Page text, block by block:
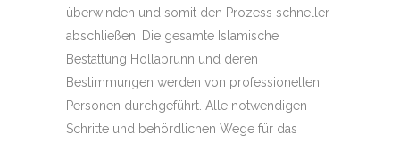
überwinden und somit den Prozess schneller
abschließen. Die gesamte Islamische
Bestattung Hollabrunn und deren
Bestimmungen werden von professionellen
Personen durchgeführt. Alle notwendigen
Schritte und behördlichen Wege für das